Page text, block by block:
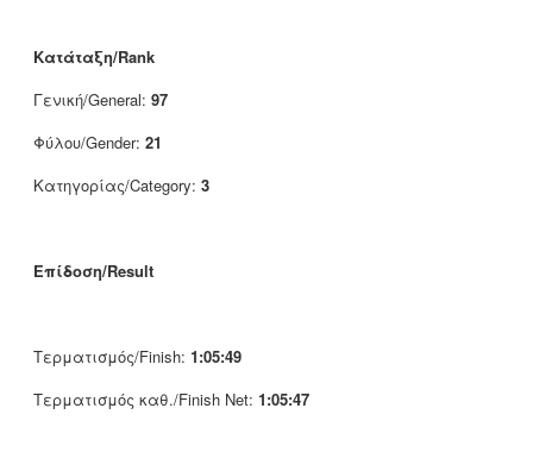
Κατάταξη/Rank
Γενική/General: 97
Φύλου/Gender: 21
Κατηγορίας/Category: 3
Επίδοση/Result
Τερματισμός/Finish: 1:05:49
Τερματισμός καθ./Finish Net: 1:05:47